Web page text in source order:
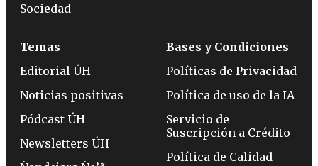
Sociedad
Temas
Editorial ÚH
Noticias positivas
Pódcast ÚH
Newsletters ÚH
Bases y Condiciones
Políticas de Privacidad
Política de uso de la IA
Servicio de
Suscripción a Crédito
Política de Calidad